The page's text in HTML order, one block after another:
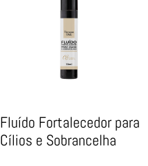
Fluído Fortalecedor para
Cílios e Sobrancelha